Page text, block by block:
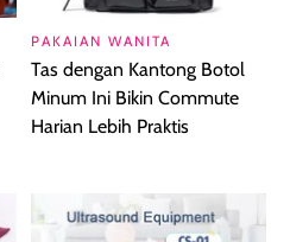
PAKAIAN WANITA
Tas dengan Kantong Botol
Minum Ini Bikin Commute
Harian Lebih Praktis